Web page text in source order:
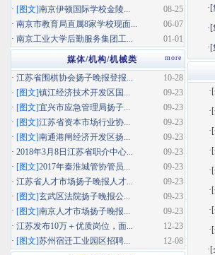
·[
·[
·[
·[
·[
·[
·[
·[
·[
·[
·[
·[
08-25
· [图文]南京伊顿国际学校金陵...
06-07
· 南京市教育局直属8家学校现面...
01-01
· 南京工业大学后勤服务集团工...
more
媒体/机构/机械类
10-28
· 江苏省围棋协会扬子晚报登报...
09-23
· [图文]镇江经济技术开发区国...
09-23
· [图文]宜兴市应急管理局扬子...
09-23
· [图文]江苏省资本市场行业协...
09-23
· [图文]南通港闸经济开发区扬...
09-23
· 2018年3月8日江苏省职介中心...
09-23
· [图文]2017年秦淮城管协管员...
09-23
· 江苏省人才市场扬子晚报人才...
09-23
· [图文]玄武区法院扬子晚报公...
09-23
· [图文]南京人才市场扬子晚报...
12-23
· 江苏发布10万＋优质岗位，面...
12-08
· [图文]苏州宿迁工业园区招聘...